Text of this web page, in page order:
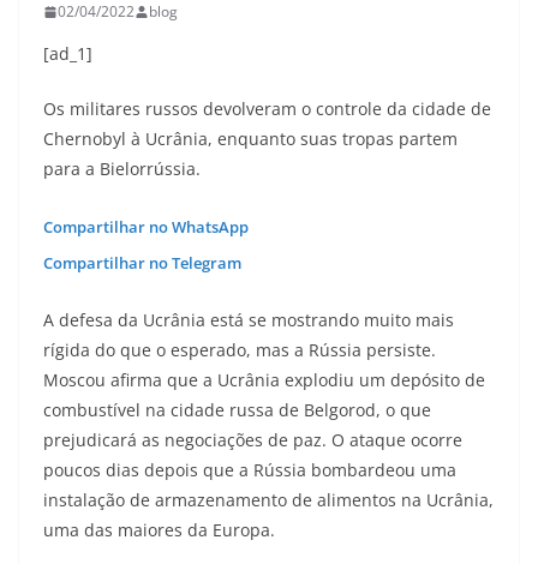
02/04/2022 blog
[ad_1]
Os militares russos devolveram o controle da cidade de
Chernobyl à Ucrânia, enquanto suas tropas partem
para a Bielorrússia.
Compartilhar no WhatsApp
Compartilhar no Telegram
A defesa da Ucrânia está se mostrando muito mais
rígida do que o esperado, mas a Rússia persiste.
Moscou afirma que a Ucrânia explodiu um depósito de
combustível na cidade russa de Belgorod, o que
prejudicará as negociações de paz. O ataque ocorre
poucos dias depois que a Rússia bombardeou uma
instalação de armazenamento de alimentos na Ucrânia,
uma das maiores da Europa.